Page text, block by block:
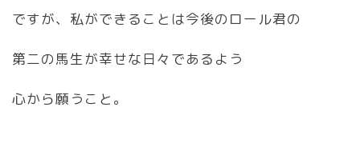
ですが、私ができることは今後のロール君の
第二の馬生が幸せな日々であるよう
心から願うこと。